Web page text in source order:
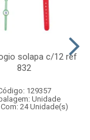
solapa c/12 ref
832
129357
Unidade
24 Unidade(s)